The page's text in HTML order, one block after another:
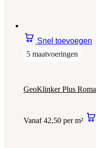
Snel toevoegen
5 maatvoeringen
GeoKlinker Plus Roma
Vanaf 42,50 per m²